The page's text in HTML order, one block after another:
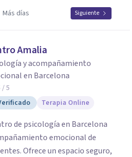
Más días Siguiente
Amalia
y acompañamiento
en Barcelona
/ 5
Terapia Online
de psicología en Barcelona
emocional de
Ofrece un espacio seguro,